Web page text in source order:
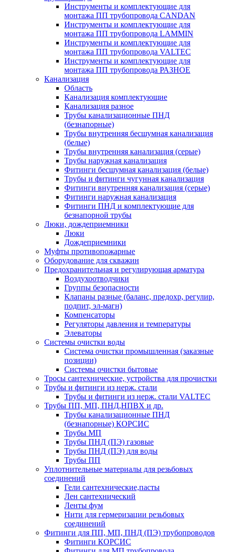
Инструменты и комплектующие для
монтажа ПП трубопровода CANDAN
Инструменты и комплектующие для
монтажа ПП трубопровода LAMMIN
Инструменты и комплектующие для
монтажа ПП трубопровода VALTEC
Инструменты и комплектующие для
монтажа ПП трубопровода РАЗНОЕ
Канализация
Область
Канализация комплектующие
Канализация разное
Трубы канализационные ПНД
(безнапорные)
Трубы внутренняя бесшумная канализация
(белые)
Трубы внутренняя канализация (серые)
Трубы наружная канализация
Фитинги бесшумная канализация (белые)
Трубы и фитинги чугунная канализация
Фитинги внутренняя канализация (серые)
Фитинги наружная канализация
Фитинги ПНД и комплектующие для
безнапорной трубы
Люки, дождеприемники
Люки
Дождеприемники
Муфты противопожарные
Оборудование для скважин
Предохранительная и регулирующая арматура
Воздухоотводчики
Группы безопасности
Клапаны разные (баланс, предохр, регулир,
подпит, эл-магн)
Компенсаторы
Регуляторы давления и температуры
Элеваторы
Системы очистки воды
Система очистки промышленная (заказные
позиции)
Системы очистки бытовые
Тросы сантехнические, устройства для прочистки
Трубы и фитинги из нерж. стали
Трубы и фитинги из нерж. стали VALTEC
Трубы ПП, МП, ПНД,НПВХ и др.
Трубы канализационные ПНД
(безнапорные) КОРСИС
Трубы МП
Трубы ПНД (ПЭ) газовые
Трубы ПНД (ПЭ) для воды
Трубы ПП
Уплотнительные материалы для резьбовых
соединений
Гели сантехнические,пасты
Лен сантехнический
Ленты фум
Нити для гермеризации резьбовых
соединений
Фитинги для ПП, МП, ПНД (ПЭ) трубопроводов
Фитинги КОРСИС